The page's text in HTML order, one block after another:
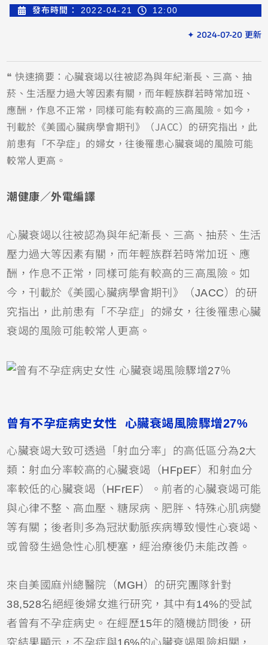
發布時間： 2022-04-21 12:00
✦ 2024-07-20 更新
❝ 快速摘要：心臟衰竭以往被認為與年紀漸長、三高、抽
菸、生活壓力過大等因素有關，而年輕族群若時常加班、
應酬，作息不正常，同樣可能有較高的三高風險。如今，
刊載於《美國心臟病學會期刊》（JACC）的研究指出，此
前患有「不孕症」的婦女，往後罹患心臟衰竭的風險可能
較常人更高。
潮健康／外電編譯
心臟衰竭以往被認為與年紀漸長、三高、抽菸、生活
壓力過大等因素有關，而年輕族群若時常加班、應
酬，作息不正常，同樣可能有較高的三高風險。如
今，刊載於《美國心臟病學會期刊》（JACC）的研
究指出，此前患有「不孕症」的婦女，往後罹患心臟
衰竭的風險可能較常人更高。
曾有不孕症病史女性 心臟衰竭風險驟增27%
心臟衰竭大致可透過「射血分率」的高低區分為2大
類：射血分率較高的心臟衰竭（HFpEF）和射血分
率較低的心臟衰竭（HFrEF）。前者的心臟衰竭可能
與心律不整、高血壓、糖尿病、肥胖、特殊心肌病變
等有關；後者則多為冠狀動脈疾病導致慢性心衰竭、
或曾發生過急性心肌梗塞，經治療後仍未能改善。
來自美國麻州總醫院（MGH）的研究團隊針對
38,528名絕經後婦女進行研究，其中有14%的受試
者曾有不孕症病史。在經歷15年的隨機訪問後，研
究結果顯示，不孕症與16%的心臟衰竭風險相關，